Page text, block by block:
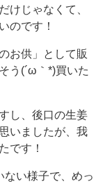
けじゃなくて、
のです！
お供」として販
う(´ω｀*)買いた
し、後口の生姜
いましたが、我
です！
い様子で、めっ